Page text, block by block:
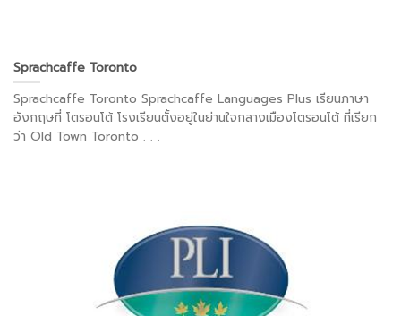
Sprachcaffe Toronto
Sprachcaffe Toronto Sprachcaffe Languages Plus เรียนภาษา
อังกฤษที่ โตรอนโต้ โรงเรียนตั้งอยู่ในย่านใจกลางเมืองโตรอนโต้ ที่เรียก
ว่า Old Town Toronto . . .